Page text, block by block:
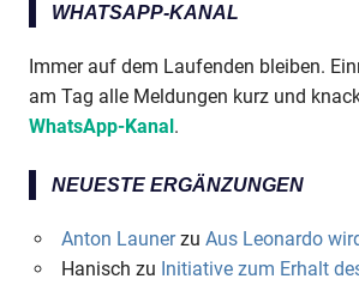
WHATSAPP-KANAL
Immer auf dem Laufenden bleiben.
am Tag alle Meldungen kurz und
WhatsApp-Kanal.
NEUESTE ERGÄNZUNGEN
Anton Launerzu Aus Leonardo
Hanisch zu Initiative zum Erhalt